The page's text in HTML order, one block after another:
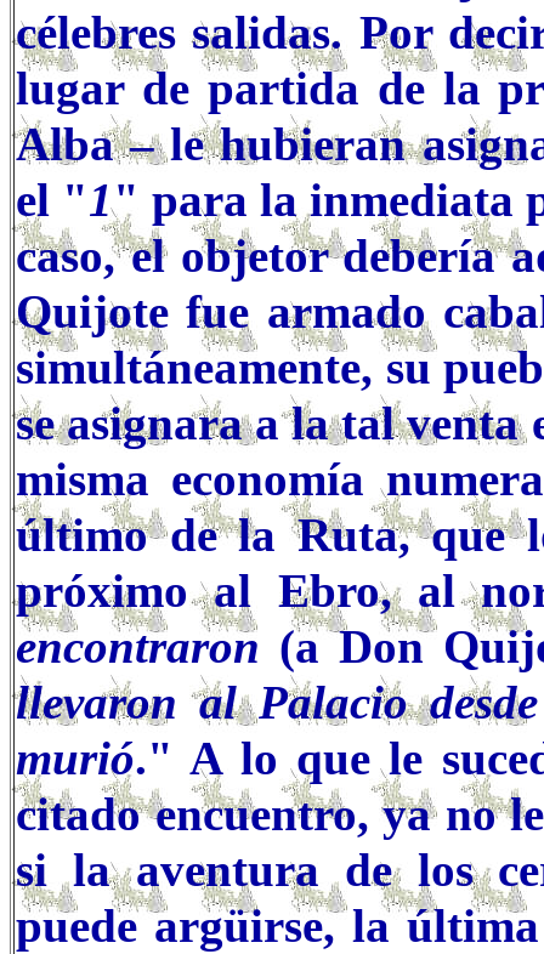
célebres salidas. Por
lugar de partida de la
Alba – le hubieran
el "1" para la inmediata
caso, el objetor debería
Quijote fue armado
simultáneamente, su
se asignara a la tal venta
misma economía
último de la Ruta, que
próximo al Ebro, al
encontraron (a Don
llevaron al Palacio
murió." A lo que le
citado encuentro, ya no
si la aventura de los
puede argüirse, la